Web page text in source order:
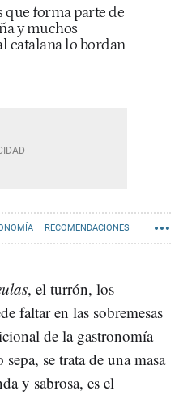
que forma parte de
y muchos
catalana lo bordan
RECOMENDACIONES
, el turrón, los
faltar en las sobremesas
de la gastronomía
se trata de una masa
y sabrosa, es el